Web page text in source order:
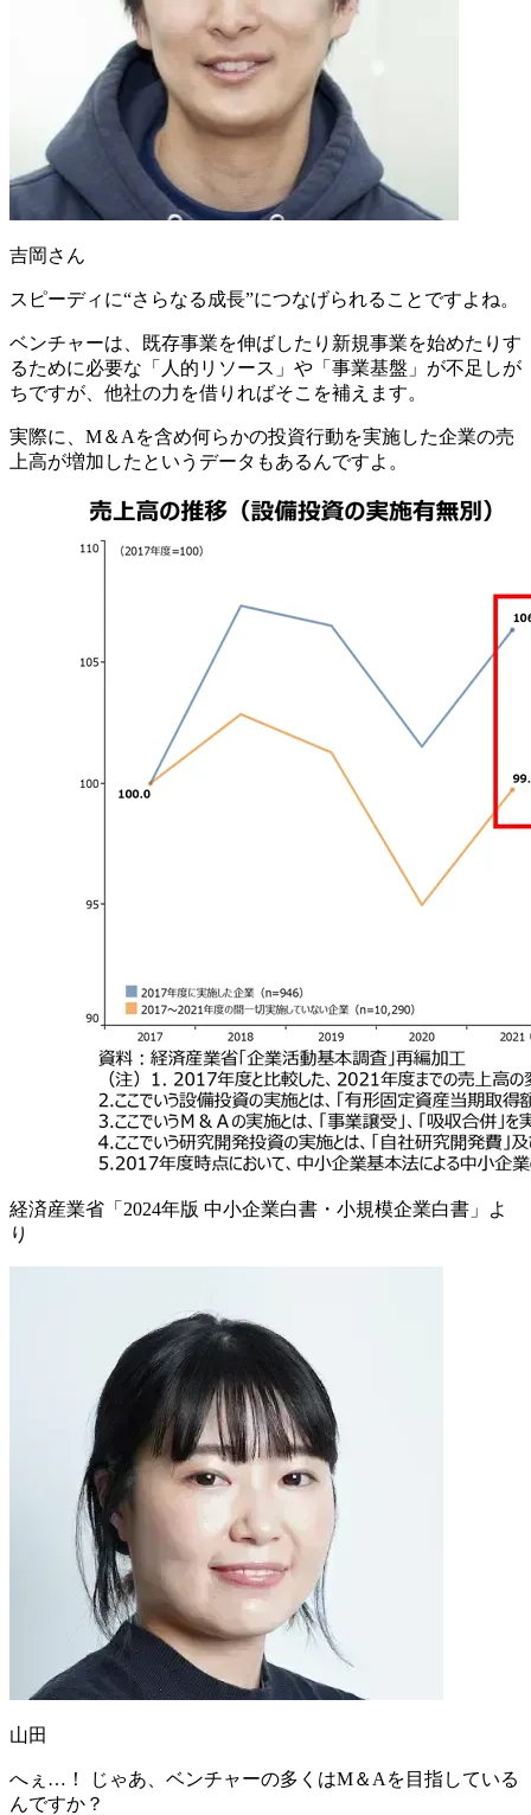
吉岡さん
スピーディに“さらなる成長”につなげられること ですよね。
ベンチャーは、既存事業を伸ばしたり新規事業を始めたりす
るために必要な「人的リソース」や「事業基盤」が不足しが
ちですが、他社の力を借りればそこを補えます。
実際に、 M＆Aを含め何らかの投資行動を実施した企業の売
上高が増加した というデータもあるんですよ。
経済産業省「2024年版 中小企業白書・小規模企業白書」よ
り
山田
へぇ…！ じゃあ、ベンチャーの多くはM＆Aを目指している
んですか？